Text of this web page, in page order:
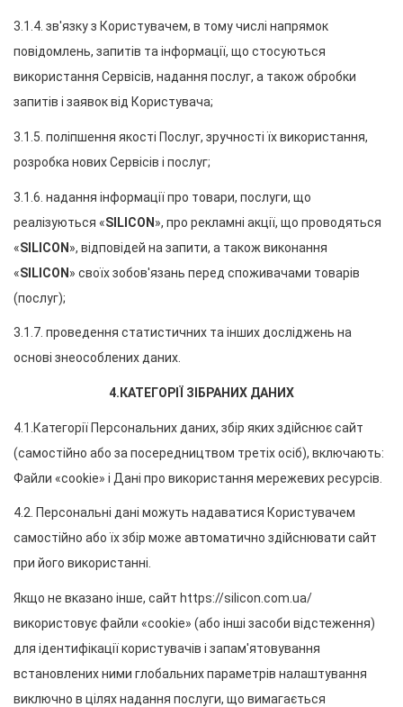
3.1.4. зв'язку з Користувачем, в тому числі напрямок
повідомлень, запитів та інформації, що стосуються
використання Сервісів, надання послуг, а також обробки
запитів і заявок від Користувача;
3.1.5. поліпшення якості Послуг, зручності їх використання,
розробка нових Сервісів і послуг;
3.1.6. надання інформації про товари, послуги, що
реалізуються «SILICON », про рекламні акції, що проводяться
«SILICON », відповідей на запити, а також виконання
«SILICON » своїх зобов'язань перед споживачами товарів
(послуг);
3.1.7. проведення статистичних та інших досліджень на
основі знеособлених даних.
4.КАТЕГОРІЇ ЗІБРАНИХ ДАНИХ
4.1.Категорії Персональних даних, збір яких здійснює сайт
(самостійно або за посередництвом третіх осіб), включають:
Файли «cookie» і Дані про використання мережевих ресурсів.
4.2. Персональні дані можуть надаватися Користувачем
самостійно або їх збір може автоматично здійснювати сайт
при його використанні.
Якщо не вказано інше, сайт https://silicon.com.ua/
використовує файли «cookie» (або інші засоби відстеження)
для ідентифікації користувачів і запам'ятовування
встановлених ними глобальних параметрів налаштування
виключно в цілях надання послуги, що вимагається